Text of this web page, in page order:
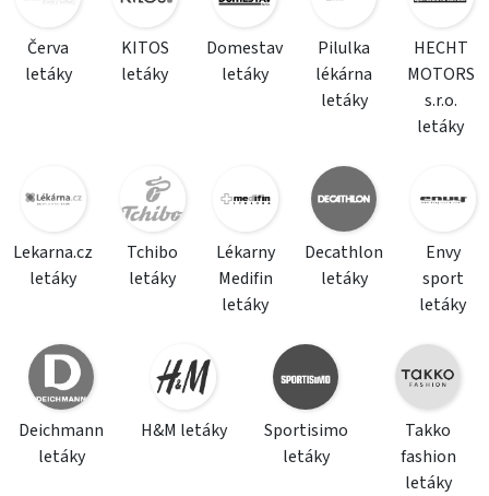
Červa
letáky
KITOS
letáky
Domestav
letáky
Pilulka
lékárna
letáky
HECHT
MOTORS
s.r.o.
letáky
Lekarna.cz
letáky
Tchibo
letáky
Lékarny
Medifin
letáky
Decathlon
letáky
Envy
sport
letáky
Deichmann
letáky
H&M letáky
Sportisimo
letáky
Takko
fashion
letáky